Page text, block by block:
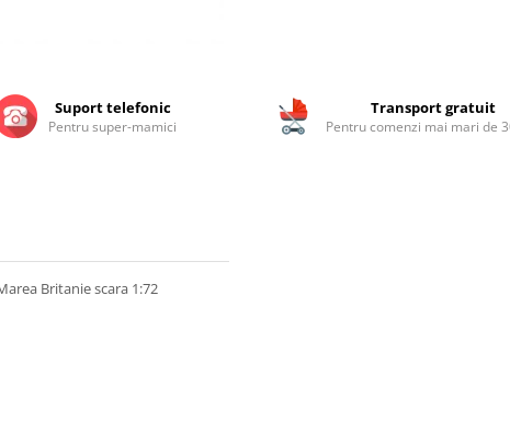
Suport telefonic
Pentru super-mamici
Transport gratuit
Pentru comenzi mai mari de
Britanie scara 1:72